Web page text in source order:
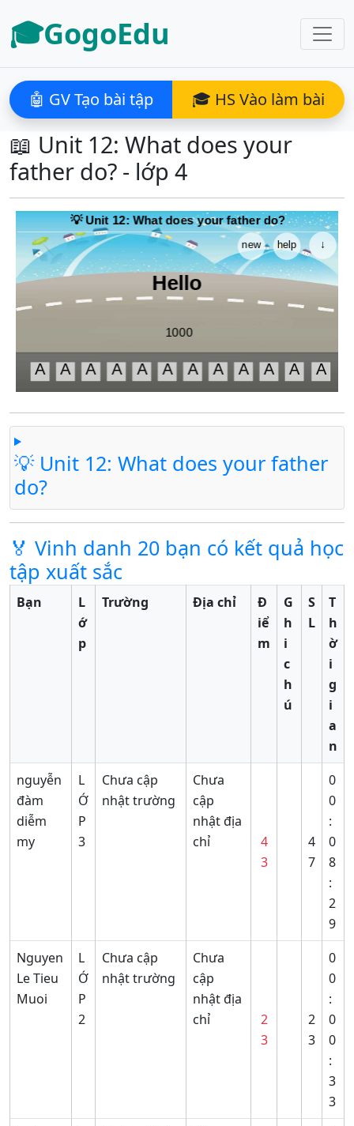
🎓GogoEdu
🤖 GV Tạo bài tập 🎓 HS Vào làm bài
📖 Unit 12: What does your
father do? - lớp 4
💡 Unit 12: What does your father
do?
🏅 Vinh danh 20 bạn có kết quả học
tập xuất sắc
Bạn
L
ớ
p
Trường Địa chỉ
Đ
iể
m
G
h
i
c
h
ú
S
L
T
h
ờ
i
g
i
a
n
nguyễn
đàm
diễm
my
L
Ớ
P
3
Chưa cập
nhật trường
Chưa
cập
nhật địa
chỉ
4
3
4
7
0
0
:
0
8
:
2
9
Nguyen
Le Tieu
Muoi
L
Ớ
P
2
Chưa cập
nhật trường
Chưa
cập
nhật địa
chỉ
2
3
2
3
0
0
:
0
0
:
3
3